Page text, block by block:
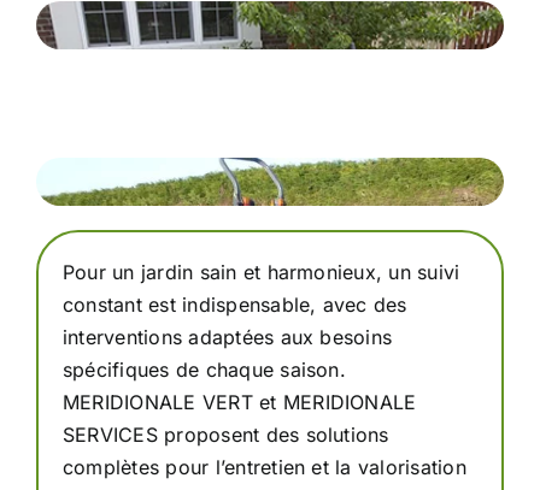
Pour un jardin sain et harmonieux, un suivi
constant est indispensable, avec des
interventions adaptées aux besoins
spécifiques de chaque saison.
MERIDIONALE VERT et MERIDIONALE
SERVICES proposent des solutions
complètes pour l’entretien et la valorisation